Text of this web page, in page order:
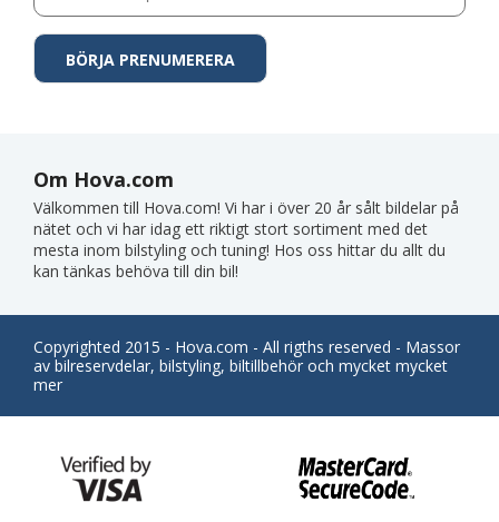
Om Hova.com
Välkommen till Hova.com! Vi har i över 20 år sålt bildelar på
nätet och vi har idag ett riktigt stort sortiment med det
mesta inom bilstyling och tuning! Hos oss hittar du allt du
kan tänkas behöva till din bil!
Copyrighted 2015 - Hova.com - All rigths reserved - Massor
av bilreservdelar, bilstyling, biltillbehör och mycket mycket
mer